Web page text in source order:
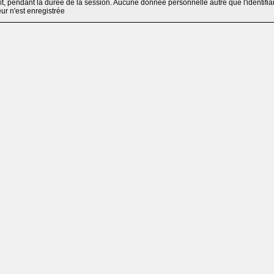
pendant la durée de la session. Aucune donnée personnelle autre que
n'est enregistrée